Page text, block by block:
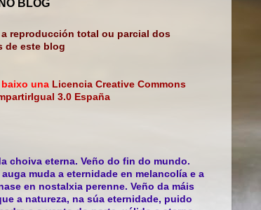
BLOG
a reproducción total ou parcial dos
de este blog
baixo una Licencia Creative Commons
3.0 España
choiva eterna. Veño do fin do mundo.
muda a eternidade en melancolía e a
en nostalxia perenne. Veño da máis
a natureza, na súa eternidade, puido